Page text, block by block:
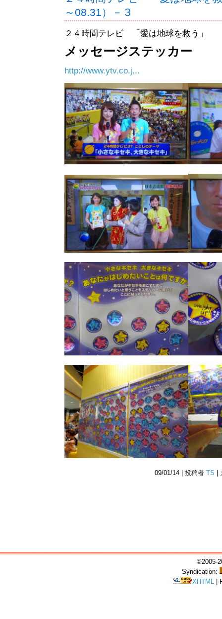
～08.31）－３
２４時間テレビ 「愛は地球を救う」
メッセージステッカー
http://www.ytv.co.j...
09/01/14 | 投稿者 TS |
©2005-
Syndication:
XHTML